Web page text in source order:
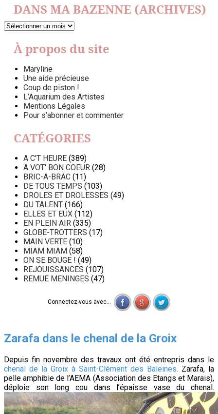
DANS MA BAZENNE (ARCHIVES)
DANS
BAZENNE
(ARCHIVES)
À propos du site
Maryline
Une aide précieuse
Coup de piston !
L’Aquarium des Artistes
Mentions Légales
Pour s’abonner et commenter
CATÉGORIES
A C'T HEURE (389)
A VOT' BON COEUR (28)
BRIC-A-BRAC (11)
DE TOUS TEMPS (103)
DROLES ET DROLESSES (49)
DU TALENT (166)
ELLES ET EUX (112)
EN PLEIN AIR (335)
GLOBE-TROTTERS (17)
MAIN VERTE (10)
MIAM MIAM (58)
ON SE BOUGE ! (49)
REJOUISSANCES (107)
REMUE MENINGES (47)
Connectez-vous avec...
Zarafa dans le chenal de la Groix
Depuis fin novembre des travaux ont été entrepris dans le
chenal de la Groix à Saint-Clément des Baleines. Zarafa, la
pelle amphibie de l’AEMA (Association des Etangs et Marais),
déploie son long cou dans l’épaisse vase du chenal.